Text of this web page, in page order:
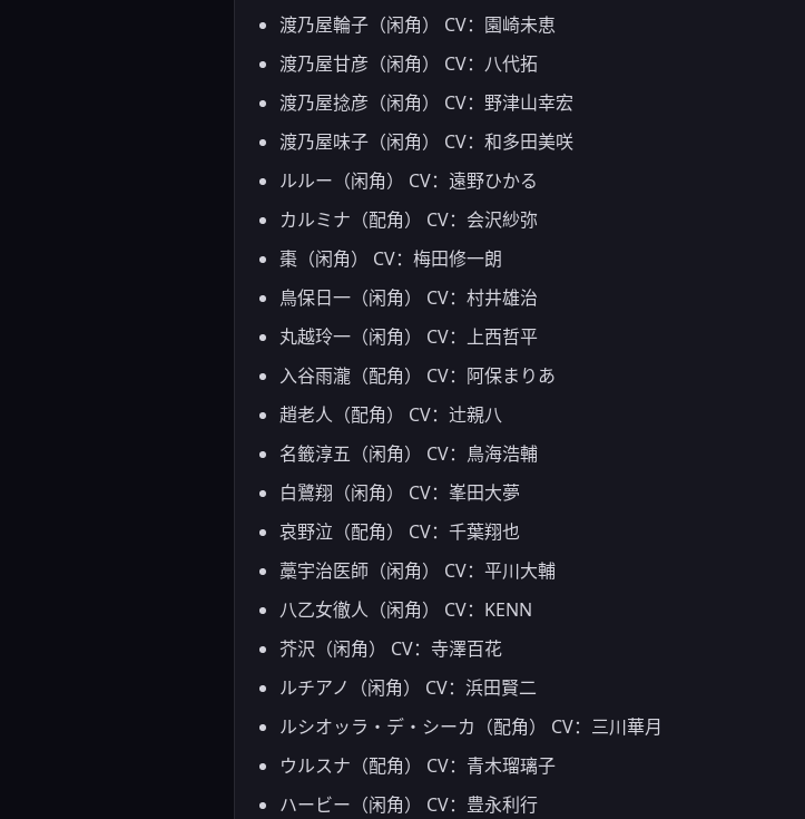
渡乃屋輪子（闲角） CV：園崎未恵
渡乃屋甘彦（闲角） CV：八代拓
渡乃屋捻彦（闲角） CV：野津山幸宏
渡乃屋味子（闲角） CV：和多田美咲
ルルー（闲角） CV：遠野ひかる
カルミナ（配角） CV：会沢紗弥
棗（闲角） CV：梅田修一朗
鳥保日一（闲角） CV：村井雄治
丸越玲一（闲角） CV：上西哲平
入谷雨瀧（配角） CV：阿保まりあ
趙老人（配角） CV：辻親八
名籤淳五（闲角） CV：鳥海浩輔
白鷺翔（闲角） CV：峯田大夢
哀野泣（配角） CV：千葉翔也
藁宇治医師（闲角） CV：平川大輔
八乙女徹人（闲角） CV：KENN
芥沢（闲角） CV：寺澤百花
ルチアノ（闲角） CV：浜田賢二
ルシオッラ・デ・シーカ（配角） CV：三川華月
ウルスナ（配角） CV：青木瑠璃子
ハービー（闲角） CV：豊永利行